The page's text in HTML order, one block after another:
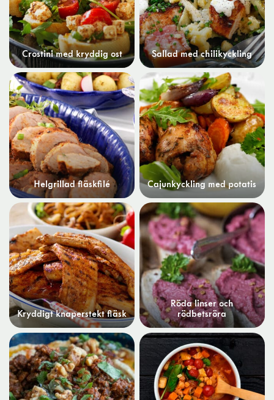
Crostini med kryddig ost Sallad med chilikyckling
Helgrillad fläskfilé Cajunkyckling med potatis
Kryddigt knaperstekt fläsk
Röda linser och
rödbetsröra